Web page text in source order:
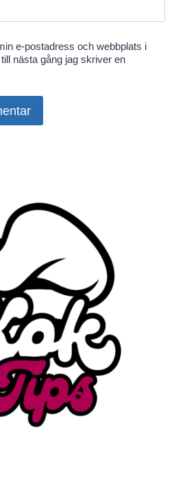
e-postadress och webbplats i
nästa gång jag skriver en